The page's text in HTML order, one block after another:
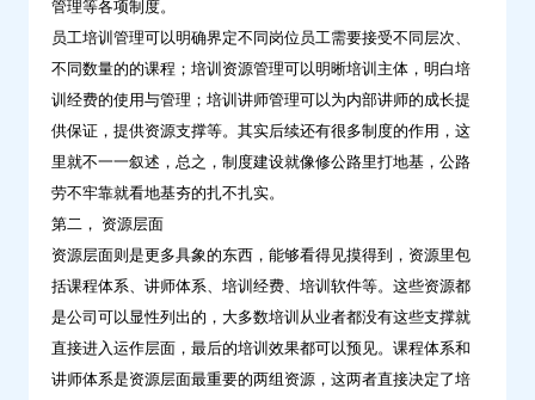
管理等各项制度。
员工培训管理可以明确界定不同岗位员工需要接受不同层次、
不同数量的的课程；培训资源管理可以明晰培训主体，明白培
训经费的使用与管理；培训讲师管理可以为内部讲师的成长提
供保证，提供资源支撑等。其实后续还有很多制度的作用，这
里就不一一叙述，总之，制度建设就像修公路里打地基，公路
劳不牢靠就看地基夯的扎不扎实。
第二， 资源层面
资源层面则是更多具象的东西，能够看得见摸得到，资源里包
括课程体系、讲师体系、培训经费、培训软件等。这些资源都
是公司可以显性列出的，大多数培训从业者都没有这些支撑就
直接进入运作层面，最后的培训效果都可以预见。课程体系和
讲师体系是资源层面最重要的两组资源，这两者直接决定了培